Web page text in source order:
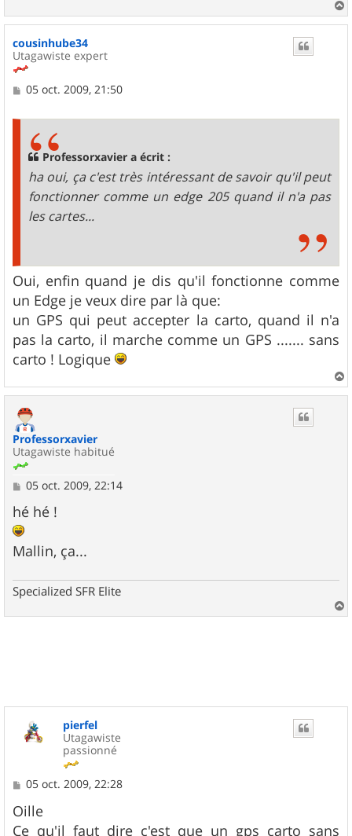
a
u
cousinhube34
Utagawiste expert
M
05 oct. 2009, 21:50
Professorxavier a écrit :
ha oui, ça c'est très intéressant de savoir qu'il peut
fonctionner comme un edge 205 quand il n'a pas
les cartes...
Oui, enfin quand je dis qu'il fonctionne comme
un Edge je veux dire par là que:
un GPS qui peut accepter la carto, quand il n'a
pas la carto, il marche comme un GPS ....... sans
carto ! Logique
a
Professorxavier
Utagawiste habitué
M
s
s
a
g
e
05 oct. 2009, 22:14
hé hé !
Mallin, ça...
Specialized SFR Elite
a
pierfel
Utagawiste
passionné
M
s
s
05 oct. 2009, 22:28
Oille
Ce qu'il faut dire c'est que un gps carto sans